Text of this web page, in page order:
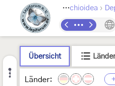
Lepidoptera Gelechioidea ›
Übersicht
Länder: